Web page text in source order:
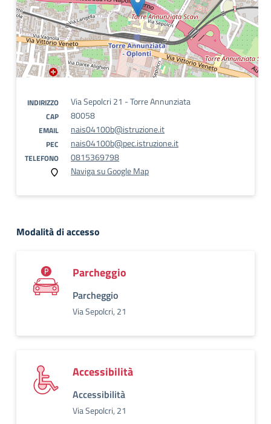
INDIRIZZO Via Sepolcri 21 - Torre Annunziata
CAP 80058
EMAIL nais04100b@istruzione.it
PEC nais04100b@pec.istruzione.it
TELEFONO
0815369798
Naviga su Google Map
Modalità di accesso
Parcheggio
Parcheggio
Via Sepolcri, 21
Accessibilità
Accessibilità
Via Sepolcri, 21